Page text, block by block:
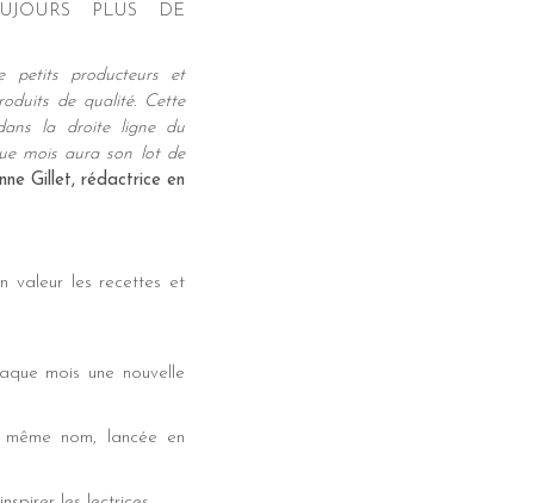
PLUS DE
petits producteurs et
de qualité. Cette
la droite ligne du
mois aura son lot de
Gillet, rédactrice en
valeur les recettes et
mois une nouvelle
nom, lancée en